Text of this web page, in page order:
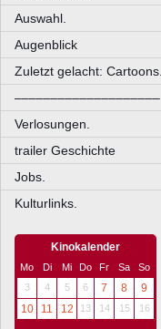
Auswahl.
Augenblick
Zuletzt gelacht: Cartoons.
––––––––––––––––––––
Verlosungen.
trailer Geschichte
Jobs.
Kulturlinks.
Kinokalender
Mo Di Mi Do Fr Sa
So
3
4 5 6 7 8
9
10
11 12 13 14 15 16